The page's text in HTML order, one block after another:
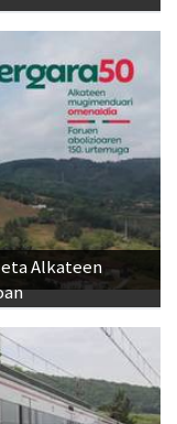
Alkateen